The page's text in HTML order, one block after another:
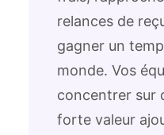
relances de
gagner un
monde. Vos
concentrer sur
forte valeur